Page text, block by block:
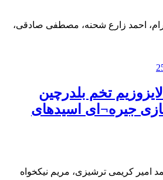
احمد زارع شحنه، مصطفی صادقی،
تخم بلدرچین
جیره¬ای اسیدهای
امیر کریمی ترشیزی، مریم نیکخواه